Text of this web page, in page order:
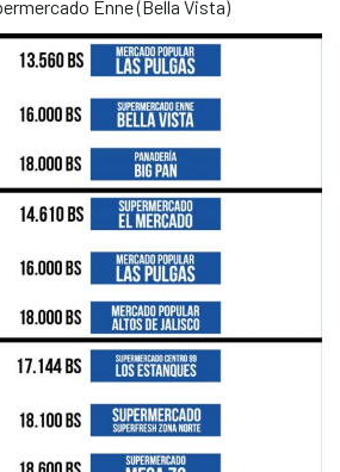
Enne (Bella Vista)